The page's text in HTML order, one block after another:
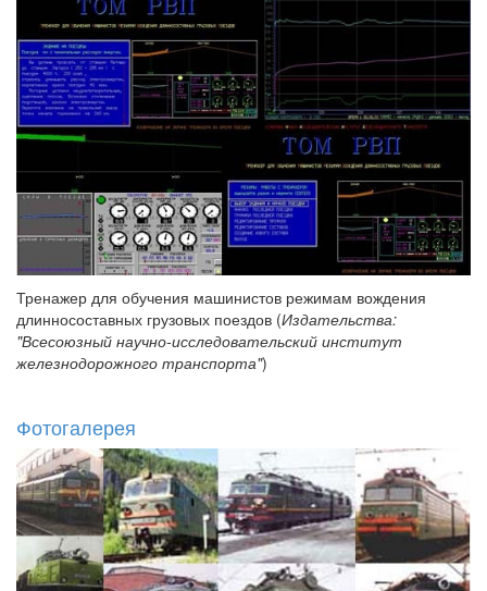
Тренажер для обучения машинистов режимам вождения
длинносоставных грузовых поездов (Издательства:
"Всесоюзный научно-исследовательский институт
железнодорожного транспорта")
Фотогалерея